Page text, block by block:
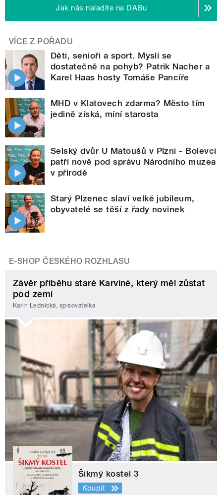
Jak nás naladíte na DABu
VÍCE Z POŘADU
Děti, senioři a sport. Myslí se
dostatečně na pohyb? Patrik Nacher a
Karel Haas hosty Tomáše Pancíře
MHD v Klatovech zdarma? Město tím
jedině získá, míní starosta
Selský dvůr U Matoušů v Plzni - Bolevci
patří nově pod správu Národního muzea
v přírodě
Starý Plzenec slaví velké jubileum,
obyvatelé se těší z řady novinek
E-SHOP ČESKÉHO ROZHLASU
Závěr příběhu staré Karviné, který měl zůstat
pod zemí
Karin Lednická, spisovatelka
Šikmý kostel 3
Koupit